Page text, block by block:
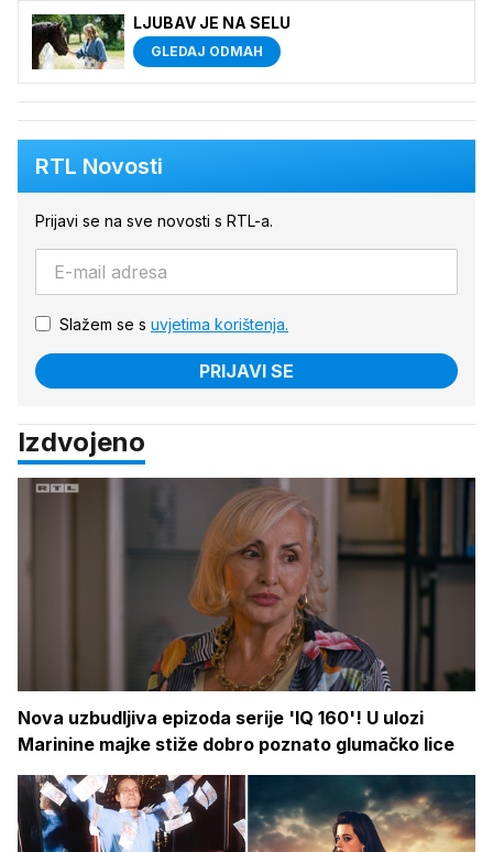
LJUBAV JE NA SELU
GLEDAJ ODMAH
RTL Novosti
Prijavi se na sve novosti s RTL-a.
Slažem se s uvjetima korištenja.
PRIJAVI SE
Izdvojeno
Nova uzbudljiva epizoda serije 'IQ 160'! U ulozi
Marinine majke stiže dobro poznato glumačko lice